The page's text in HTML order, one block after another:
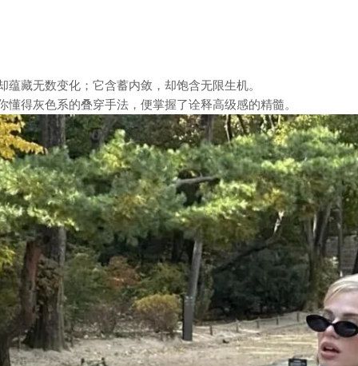
蕴藏无数变化；它含蓄内敛，却饱含无限生机。
懂得灰色系的叠穿手法，便掌握了诠释高级感的精髓。